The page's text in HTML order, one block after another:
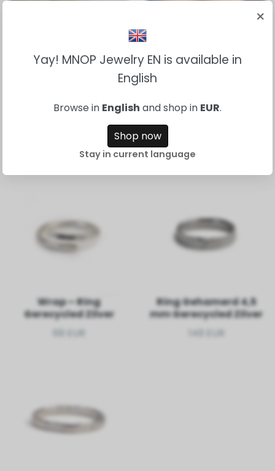
Ella gehamerde ring
laboratorium
smaragdzilver
239 EUR
18k gouden sierlijke
gerecycled
Wrap – Ring
Gerecycled Zilver
69 EUR
Ring Gehamerd 4,5
mm Gerecycled Zilver
149 EUR
×
Yay! MNOP Jewelry EN is available in
English
Browse in English and shop in EUR.
Shop now
Stay in current language